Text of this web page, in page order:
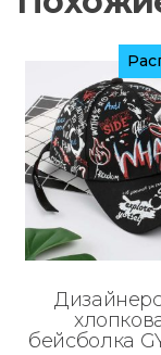
бейсболка